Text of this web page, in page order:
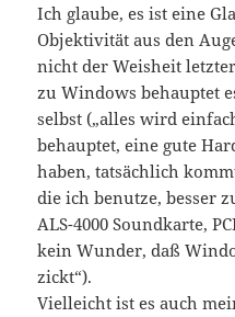
Ich glaube, es ist eine
Objektivität aus den
nicht der Weisheit
zu Windows behauptet
selbst („alles wird
behauptet, eine gute
haben, tatsächlich
die ich benutze, besser
ALS-4000 Soundkarte,
kein Wunder, daß
zickt“).
Vielleicht ist es auch